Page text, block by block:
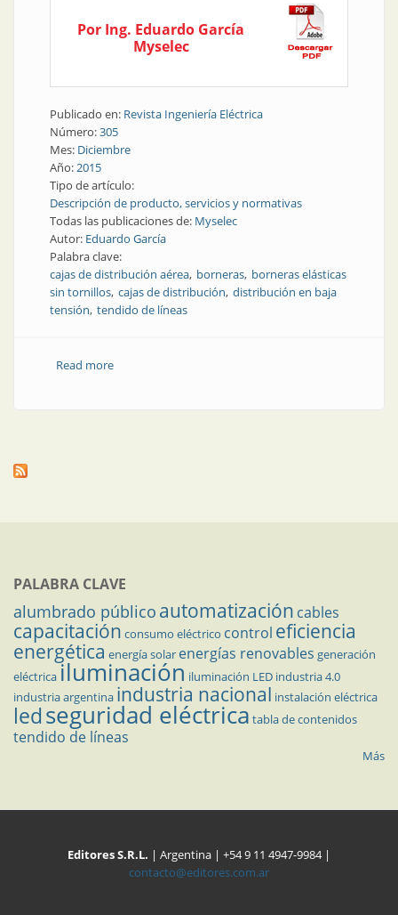
Por Ing. Eduardo García
Myselec
Publicado en: Revista Ingeniería Eléctrica
Número:305
Mes: Diciembre
Año:2015
Tipo de artículo:
Descripción de producto, servicios y normativas
Todas las publicaciones de: Myselec
Autor: Eduardo García
Palabra clave:
cajas de distribución aérea borneras borneras elásticas
sin tornillos cajas de distribución distribución en baja
tensión tendido de líneas
Read moreabout Tendido de líneas | Cajas de distribución aérea
PALABRA CLAVE
alumbrado público automatización cables
capacitación consumo eléctrico control eficiencia
energética energía solar energías renovables generación
eléctricailuminación iluminación LED industria 4.0
industria argentina industria nacional instalación eléctrica
ledseguridad eléctrica tabla de contenidos
tendido de líneas
Más
Editores S.R.L. | Argentina | +54 9 11 4947-9984 |
contacto@editores.com.ar